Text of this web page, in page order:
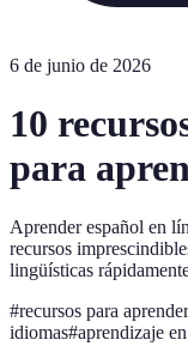
6 de junio de 2026
10
para
Aprender español en
recursos
lingüísticas
#recursos para
idiomas#aprendizaje